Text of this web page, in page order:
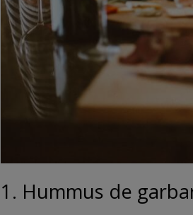
1. Hummus de